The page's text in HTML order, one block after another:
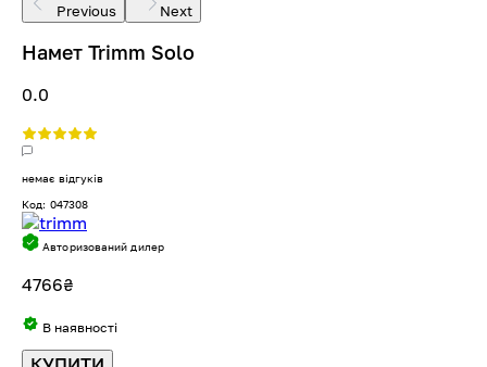
Previous Next
Намет Trimm Solo
0.0
немає відгуків
Код: 047308
Авторизований дилер
4766₴
В наявності